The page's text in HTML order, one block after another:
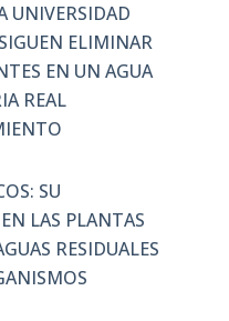
UNIVERSIDAD
ELIMINAR
EN UN AGUA
REAL
SU
LAS PLANTAS
RESIDUALES